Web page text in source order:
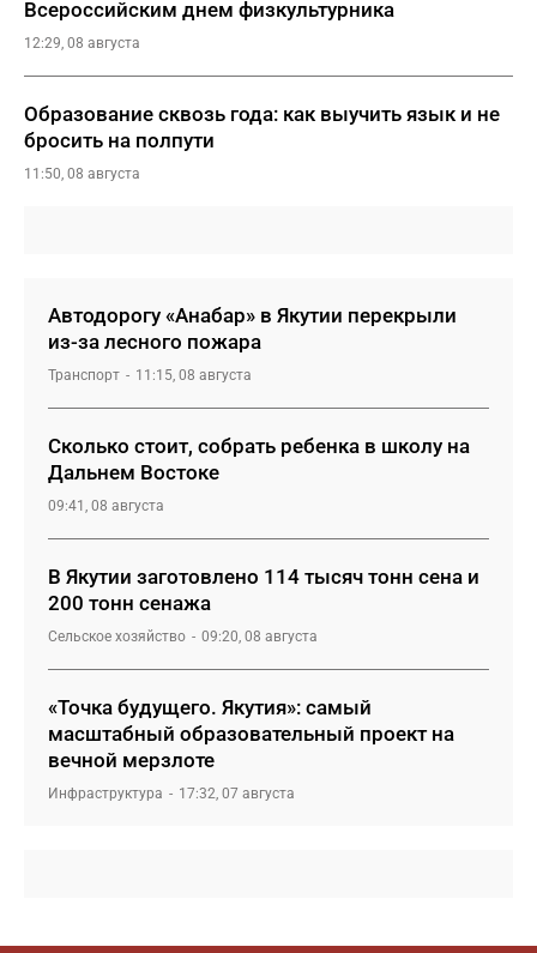
Всероссийским днем физкультурника
12:29, 08 августа
Образование сквозь года: как выучить язык и не
бросить на полпути
11:50, 08 августа
Автодорогу «Анабар» в Якутии перекрыли
из-за лесного пожара
Транспорт 11:15, 08 августа
Сколько стоит, собрать ребенка в школу на
Дальнем Востоке
09:41, 08 августа
В Якутии заготовлено 114 тысяч тонн сена и
200 тонн сенажа
Сельское хозяйство 09:20, 08 августа
«Точка будущего. Якутия»: самый
масштабный образовательный проект на
вечной мерзлоте
Инфраструктура 17:32, 07 августа